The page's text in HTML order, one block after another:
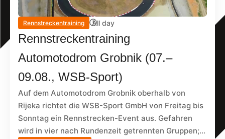
Rennstreckentraining All day
Rennstreckentraining
Automotodrom Grobnik (07.–
09.08., WSB-Sport)
Auf dem Automotodrom Grobnik oberhalb von
Rijeka richtet die WSB-Sport GmbH von Freitag bis
Sonntag ein Rennstrecken-Event aus. Gefahren
wird in vier nach Rundenzeit getrennten Gruppen;...